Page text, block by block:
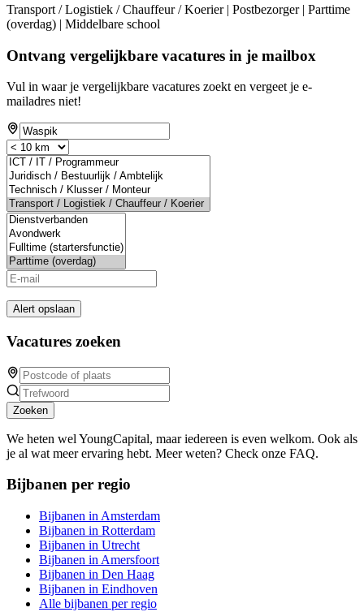
Transport / Logistiek / Chauffeur / Koerier | Postbezorger | Parttime
(overdag) | Middelbare school
Ontvang vergelijkbare vacatures in je mailbox
Vul in waar je vergelijkbare vacatures zoekt en vergeet je e-
mailadres niet!
Alert opslaan
Vacatures zoeken
Zoeken
We heten wel YoungCapital, maar iedereen is even welkom. Ook als
je al wat meer ervaring hebt. Meer weten? Check onze FAQ.
Bijbanen per regio
Bijbanen in Amsterdam
Bijbanen in Rotterdam
Bijbanen in Utrecht
Bijbanen in Amersfoort
Bijbanen in Den Haag
Bijbanen in Eindhoven
Alle bijbanen per regio